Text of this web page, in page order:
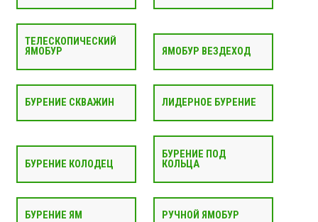
ТЕЛЕСКОПИЧЕСКИЙ
ЯМОБУР
ЯМОБУР ВЕЗДЕХОД
БУРЕНИЕ СКВАЖИН ЛИДЕРНОЕ БУРЕНИЕ
БУРЕНИЕ КОЛОДЕЦ
БУРЕНИЕ ПОД
КОЛЬЦА
БУРЕНИЕ ЯМ РУЧНОЙ ЯМОБУР